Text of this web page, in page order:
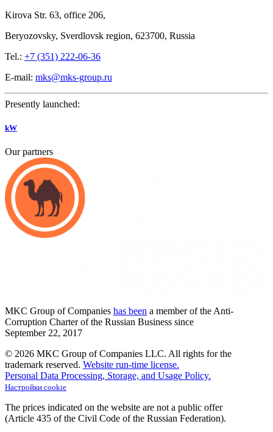
Kirova Str. 63, office 206,
Beryozovsky, Sverdlovsk region, 623700, Russia
Tel.: +7 (351) 222-06-36
E-mail: mks@mks-group.ru
Presently launched:
kW
Our partners
MKC Group of Companies has been a member of the Anti-
Corruption Charter of the Russian Business since
September 22, 2017
© 2026 MKC Group of Companies LLC. All rights for the
trademark reserved. Website run-time license.
Personal Data Processing, Storage, and Usage Policy.
Настройки cookie
The prices indicated on the website are not a public offer
(Article 435 of the Civil Code of the Russian Federation).